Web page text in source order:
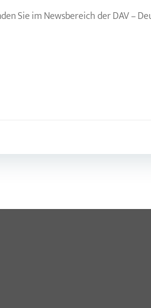
Sie im Newsbereich der DAV –